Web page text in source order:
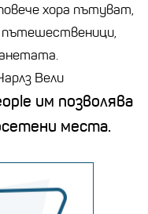
хора пътуват,
Вели
им позволява
места.